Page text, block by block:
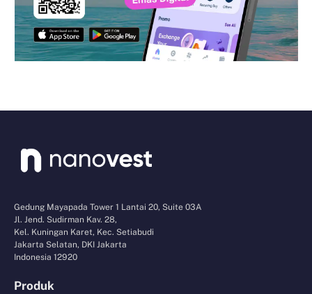
Gedung Mayapada Tower 1 Lantai 20, Suite 03A
Jl. Jend. Sudirman Kav. 28,
Kel. Kuningan Karet, Kec. Setiabudi
Jakarta Selatan, DKI Jakarta
Indonesia 12920
Produk